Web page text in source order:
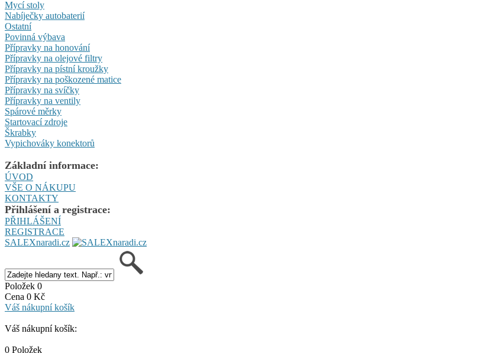
Mycí stoly
Nabíječky autobaterií
Ostatní
Povinná výbava
Přípravky na honování
Přípravky na olejové filtry
Přípravky na pístní kroužky
Přípravky na poškozené matice
Přípravky na svíčky
Přípravky na ventily
Spárové měrky
Startovací zdroje
Škrabky
Vypichováky konektorů
Základní informace:
ÚVOD
VŠE O NÁKUPU
KONTAKTY
Přihlášení a registrace:
PŘIHLÁŠENÍ
REGISTRACE
SALEXnaradi.cz
Položek 0
Cena 0 Kč
Váš nákupní košík
Váš nákupní košík:
0 Položek